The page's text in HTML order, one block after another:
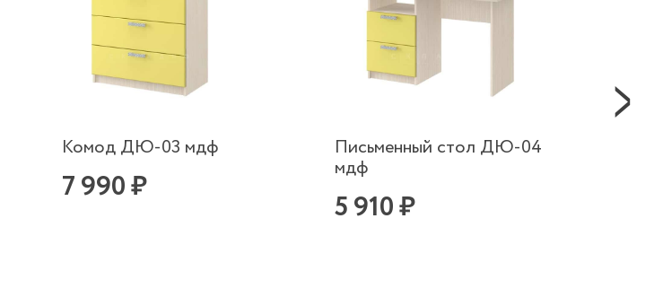
Комод ДЮ-03 мдф
7 990 ₽
Письменный стол ДЮ-04
мдф
5 910 ₽